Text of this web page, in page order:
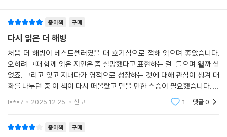
치 터득한 사실이 있었다. 통찰력을 키우는 열쇠가 데이터에 있다는 사실
이었다. 역사적 인물들의 자료나 다양한 사람들의 실제 사례를 검토하다
보면 책에서 얻지 못한 깨달음이 찾아오곤 했다.
그녀가 쓰는 분석 방법은 다양하다. 그중 하나가 같은 운명을 갖고 다른 시
대를 살았거나 같은 운명으로 다른 나라에서 산 사람들을 살펴보는 것이
같은 재산이 있는 사람도 부동산, 금융, 현금 중 무엇이 많은지에 따라 분석
경우 직접 투자인지 간접 투자인지, 어떤 종목에서 언제 돈을 벌었는지, 이
요. 어떻게 부자가 될 수 있는지에 대해 여러 답이 있겠지만 부자가 되는 가
장 간단하고 효율적인 방법은 이것이에요.”
“Having은 부를 끌어당기는 힘이에요. 같은 노력을 하더라도 더 많은 물
을 쉽게 채울 수 있도록 도와주죠. 이 모든 것들은 자신이 갖고 있는 감정만
으로 충분히 조절할 수 있어요.”
“자신이 진정으로 원하는 것을 따라가다 보면 낭비나 과시적 소비와는 자
연스럽게 멀어지게 되죠. 파도를 타듯 자연스럽게 부의 흐름을 타게 되는
면 돼요.”
종이책 구매
다시 읽은 더 해빙
처음 더 해빙이 베스트셀러였을 때 호기심으로 접해 읽으며 좋았습니다.
오히려 그때 함께 읽은 지인은 좀 실망했다고 표현하는 걸 들으며 왤까 싶
었죠. 그리고 잊고 지내다가 영적으로 성장하는 것에 대해 관심이 생겨 대
화를 나누던 중 이 책이 다시 떠올랐고 믿을 만한 스승이 필요했습니다. 이
미 읽어본 분께 다시 읽어보시는 것도 추천합니다.
l***7 2025.12.25. 신고 1 댓글0
종이책 구매